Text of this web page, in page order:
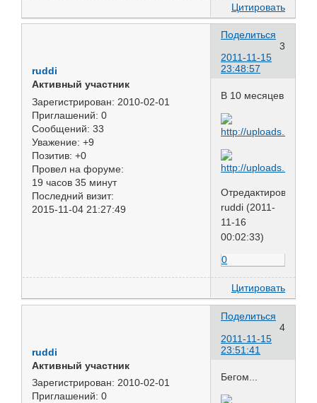
Цитировать
Поделиться
3
2011-11-15
23:48:57
ruddi
Активный участник
Зарегистрирован: 2010-02-01
Приглашений: 0
Сообщений: 33
Уважение: +9
Позитив: +0
Провел на форуме:
19 часов 35 минут
Последний визит:
2015-11-04 21:27:49
В 10 месяцев
Отредактировано
ruddi (2011-
11-16
00:02:33)
0
Цитировать
Поделиться
4
2011-11-15
23:51:41
ruddi
Активный участник
Зарегистрирован: 2010-02-01
Приглашений: 0
Бегом...